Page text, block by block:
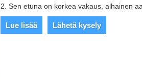
2. Sen etuna on korkea vakaus, alhainen
Lue lisää Lähetä kysely